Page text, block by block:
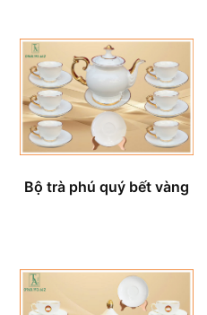
Bộ trà phú quý bết vàng